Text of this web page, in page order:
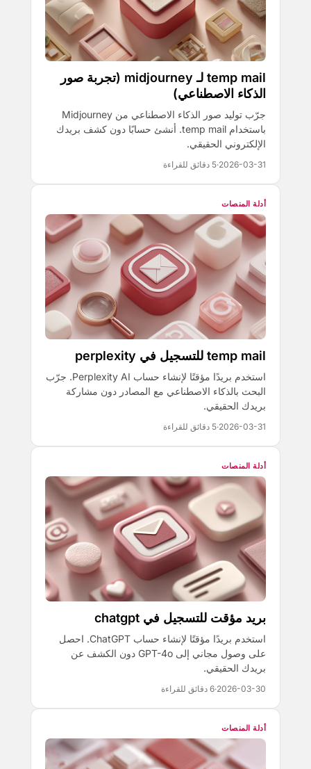
temp mail لـ midjourney (تجربة صور
الذكاء الاصطناعي)
جرّب توليد صور الذكاء الاصطناعي من Midjourney
باستخدام temp mail. أنشئ حسابًا دون كشف بريدك
الإلكتروني الحقيقي.
2026-03-31
·5 دقائق للقراءة
أدلة المنصات
temp mail للتسجيل في perplexity
استخدم بريدًا مؤقتًا لإنشاء حساب Perplexity AI. جرّب
البحث بالذكاء الاصطناعي مع المصادر دون مشاركة
بريدك الحقيقي.
2026-03-31
·5 دقائق للقراءة
أدلة المنصات
بريد مؤقت للتسجيل في chatgpt
استخدم بريدًا مؤقتًا لإنشاء حساب ChatGPT. احصل
على وصول مجاني إلى GPT-4o دون الكشف عن
بريدك الحقيقي.
2026-03-30
·6 دقائق للقراءة
أدلة المنصات